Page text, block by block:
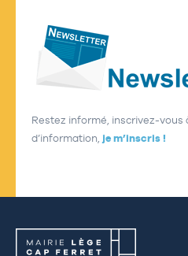
Restez informé, inscrivez-vous
d’information, je m’inscris !